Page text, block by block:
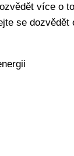
více o
se dozvědět